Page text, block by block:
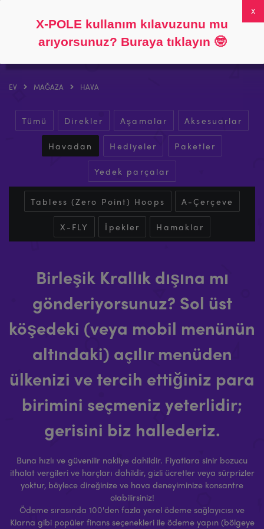
0
EV MAĞAZA HAVA
Tümü Direkler Aşamalar Aksesuarlar
Havadan Hediyeler Paketler
Yedek parçalar
Tabless (Zero Point) Hoops A-Çerçeve
X-FLY İpekler Hamaklar
Birleşik Krallık dışına mı
gönderiyorsunuz? Sol üst
köşedeki (veya mobil menünün
altındaki) açılır menüden
ülkenizi ve tercih ettiğiniz para
birimini seçmeniz yeterlidir;
gerisini biz hallederiz.
Buna hızlı ve güvenilir nakliye dahildir. Fiyatlara sinir bozucu
ithalat vergileri ve harçları dahildir, gizli ücretler veya sürprizler
yoktur, böylece direğinize ve hava deneyiminize konsantre
olabilirsiniz!
Ödeme sırasında 100'den fazla yerel ödeme sağlayıcısı ve
Klarna gibi popüler finans seçenekleri ile ödeme yapın (bölgeye
X-POLE kullanım kılavuzunu mu
arıyorsunuz? Buraya tıklayın 🤓